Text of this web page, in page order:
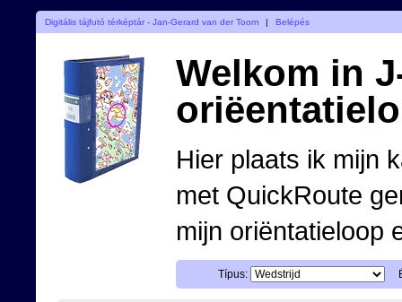
Digitális tájfutó térképtár - Jan-Gerard van der Toorn | Belépés
Welkom in
Hier plaats ik mijn
met QuickRoute
mijn oriëntatieloop
Típus: